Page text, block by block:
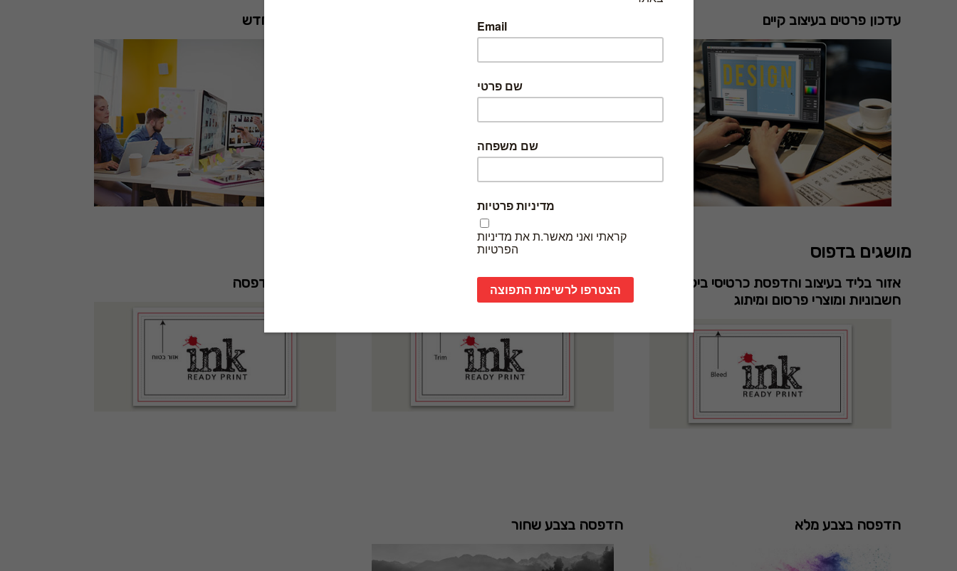
עדכון פרטים בעיצוב קיים בניית עיצוב על בסיס דוגמא קיימת עיצוב מקצועי חדש
מושגים בדפוס
אזור בליד בעיצוב והדפסת כרטיסי ביקור,
חשבוניות ומוצרי פרסום ומיתוג
אזור חיתוך (trim) אזור בטוח להדפסה
הדפסה בצבע מלא הדפסה בצבע שחור